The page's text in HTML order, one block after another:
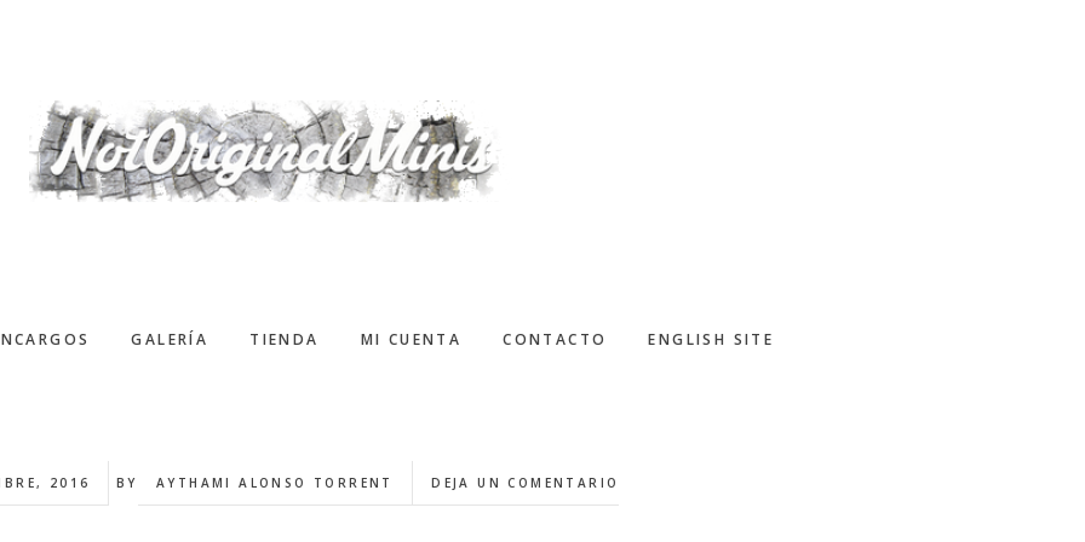
GALERÍA TIENDA MI CUENTA CONTACTO ENGLISH SITE
2016 BY AYTHAMI ALONSO TORRENT DEJA UN COMENTARIO